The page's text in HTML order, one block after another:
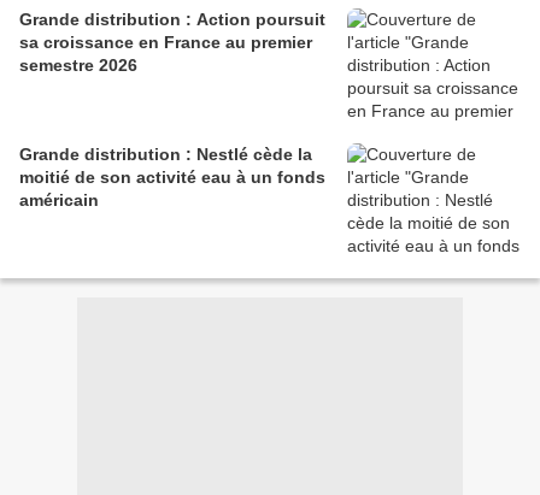
Grande distribution : Action poursuit
sa croissance en France au premier
semestre 2026
Grande distribution : Nestlé cède la
moitié de son activité eau à un fonds
américain